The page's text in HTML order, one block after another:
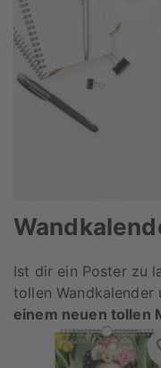
Ist dir ein Poster zu
tollen Wandkalender
einem neuen tollen